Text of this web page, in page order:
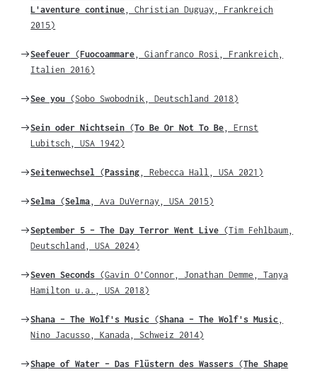
zu
L'aventure continue , Christian Duguay, Frankreich
2015)
Weiter
zu
Seefeuer (Fuocoammare , Gianfranco Rosi, Frankreich,
Italien 2016)
Weiter
See you (Sobo Swobodnik, Deutschland 2018)
Weiter
zu
Sein oder Nichtsein (To Be Or Not To Be , Ernst
Lubitsch, USA 1942)
Weiter
Seitenwechsel (Passing , Rebecca Hall, USA 2021)
Weiter
Selma (Selma , Ava DuVernay, USA 2015)
Weiter
zu
September 5 – The Day Terror Went Live (Tim Fehlbaum,
Deutschland, USA 2024)
Weiter
zu
Seven Seconds (Gavin O’Connor, Jonathan Demme, Tanya
Hamilton u.a., USA 2018)
Weiter
zu
Shana – The Wolf's Music (Shana – The Wolf's Music
Nino Jacusso, Kanada, Schweiz 2014)
Weiter
Shape of Water – Das Flüstern des Wassers (The Shape